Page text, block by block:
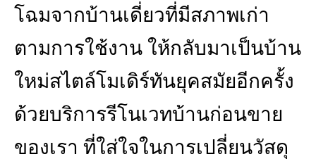
โฉมจากบ้านเดี่ยวที่มีสภาพเก่า
ตามการใช้งาน ให้กลับมาเป็นบ้าน
ใหม่สไตล์โมเดิร์ทันยุคสมัยอีกครั้ง
ด้วยบริการรีโนเวทบ้านก่อนขาย
ของเรา ที่ใส่ใจในการเปลี่ยนวัสดุ